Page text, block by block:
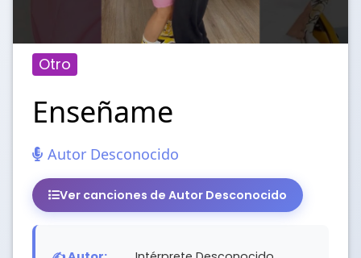
Otro
Enseñame
Autor Desconocido
Ver canciones de Autor Desconocido